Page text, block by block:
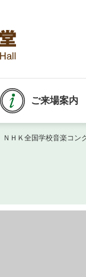
ご来場案内
ＨＫ全国学校音楽コン